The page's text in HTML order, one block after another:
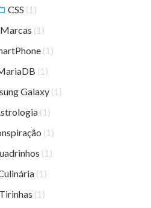
CSS (1)
Marcas (1)
(1)
(1)
Galaxy (1)
(1)
(1)
(1)
(1)
Tirinhas (1)